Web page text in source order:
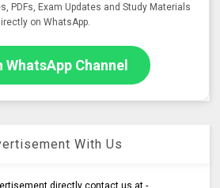
PDFs, Exam Updates and Study Materials
on WhatsApp.
WhatsApp Channel
With Us
directly contact us at -